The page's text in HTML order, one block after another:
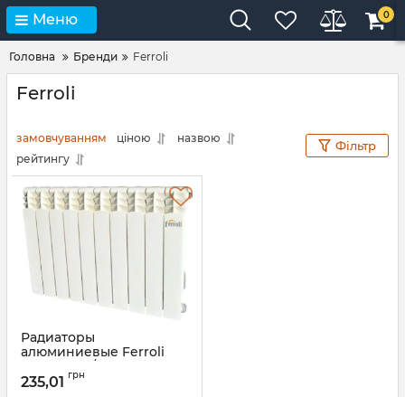
Меню 0
Головна Бренди Ferroli
Ferroli
замовчуванням ціною
назвою
рейтингу
Фільтр
Радиаторы
алюминиевые Ferroli
Infiniti 500/10
Артикул: 86141
235,01 грн